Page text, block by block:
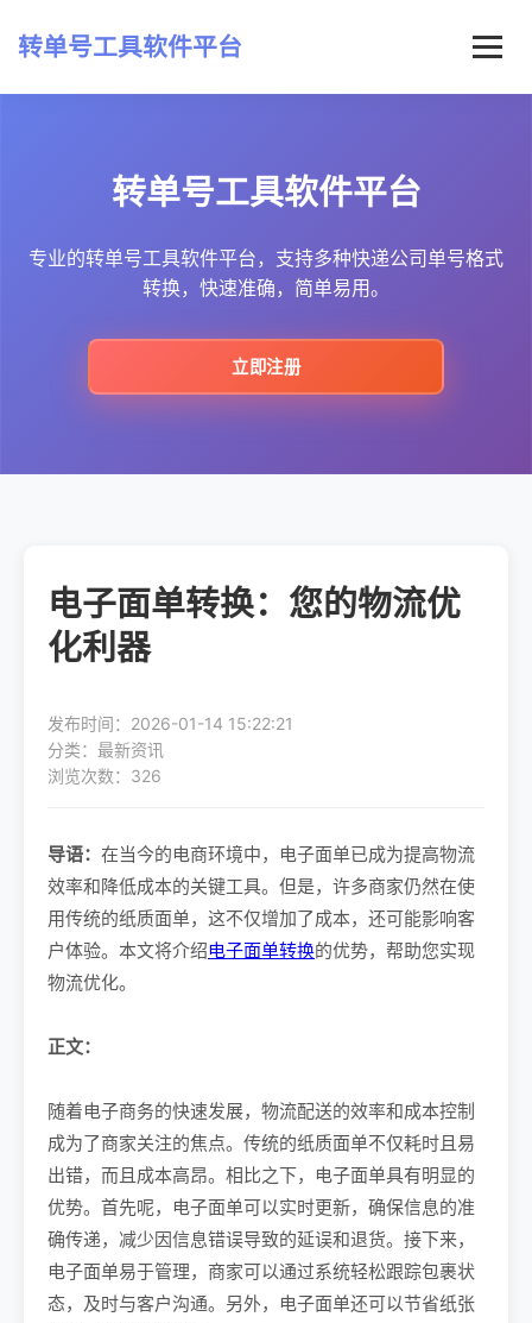
转单号工具软件平台
常见问题
最新资讯
转单号工具软件平台
专业的转单号工具软件平台，支持多种快递公司单号格式
转换，快速准确，简单易用。
立即注册
电子面单转换：您的物流优
化利器
发布时间：2026-01-14 15:22:21
分类：最新资讯
浏览次数：326
导语： 在当今的电商环境中，电子面单已成为提高物流
效率和降低成本的关键工具。但是，许多商家仍然在使
用传统的纸质面单，这不仅增加了成本，还可能影响客
户体验。本文将介绍电子面单转换的优势，帮助您实现
物流优化。
正文：
随着电子商务的快速发展，物流配送的效率和成本控制
成为了商家关注的焦点。传统的纸质面单不仅耗时且易
出错，而且成本高昂。相比之下，电子面单具有明显的
优势。首先呢，电子面单可以实时更新，确保信息的准
确传递，减少因信息错误导致的延误和退货。接下来，
电子面单易于管理，商家可以通过系统轻松跟踪包裹状
态，及时与客户沟通。另外，电子面单还可以节省纸张